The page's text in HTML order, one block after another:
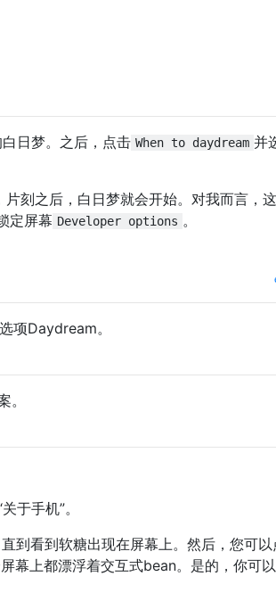
日梦。之后，点击 When to daydream 并
刻之后，白日梦就会开始。对我而言，
定屏幕 Developer options 。
项Daydream。
于手机”。
到看到软糖出现在屏幕上。然后，您可以
幕上都漂浮着交互式bean。是的，你可